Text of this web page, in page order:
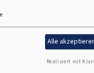
Köblitz
i
Alle
Realisiert mit